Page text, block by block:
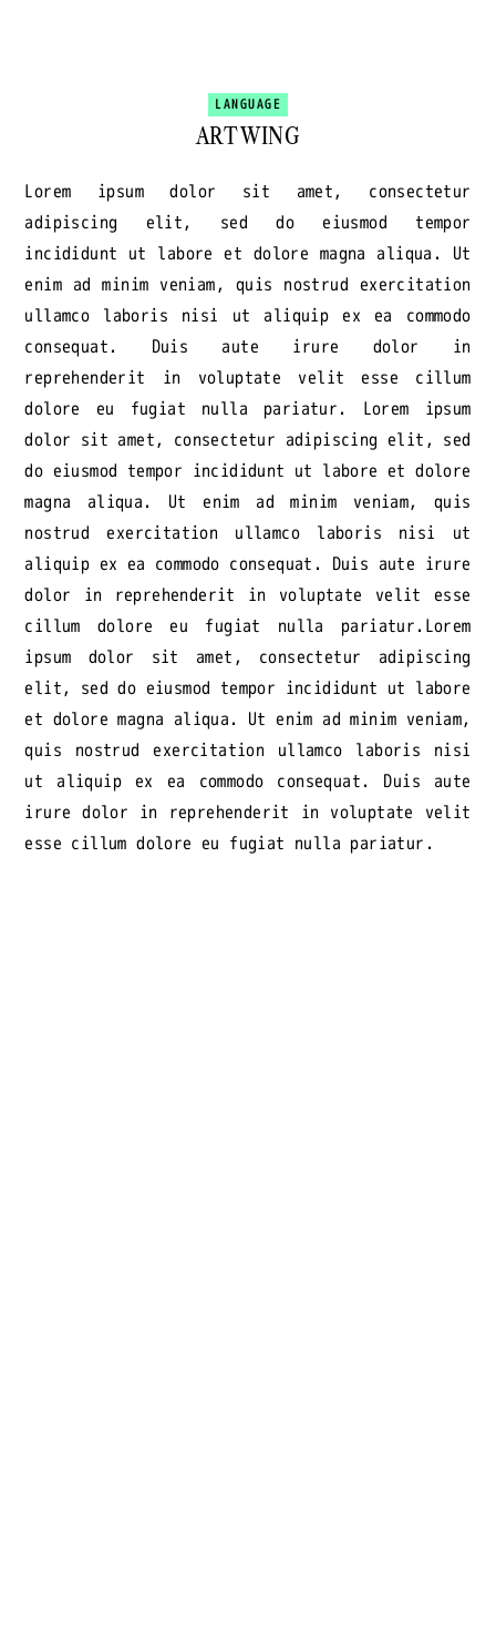
LANGUAGE
ART WING
Lorem ipsum dolor sit amet, consectetur
adipiscing elit, sed do eiusmod tempor
incididunt ut labore et dolore magna aliqua. Ut
enim ad minim veniam, quis nostrud exercitation
ullamco laboris nisi ut aliquip ex ea commodo
consequat. Duis aute irure dolor in
reprehenderit in voluptate velit esse cillum
dolore eu fugiat nulla pariatur. Lorem ipsum
dolor sit amet, consectetur adipiscing elit, sed
do eiusmod tempor incididunt ut labore et dolore
magna aliqua. Ut enim ad minim veniam, quis
nostrud exercitation ullamco laboris nisi ut
aliquip ex ea commodo consequat. Duis aute irure
dolor in reprehenderit in voluptate velit esse
cillum dolore eu fugiat nulla pariatur.Lorem
ipsum dolor sit amet, consectetur adipiscing
elit, sed do eiusmod tempor incididunt ut labore
et dolore magna aliqua. Ut enim ad minim veniam,
quis nostrud exercitation ullamco laboris nisi
ut aliquip ex ea commodo consequat. Duis aute
irure dolor in reprehenderit in voluptate velit
esse cillum dolore eu fugiat nulla pariatur.